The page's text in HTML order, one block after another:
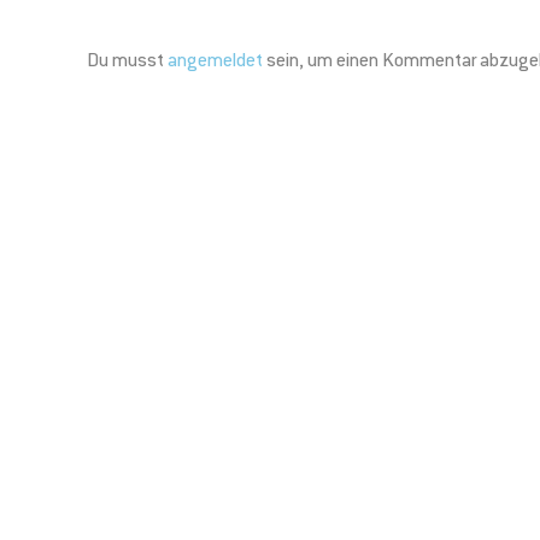
Du musst angemeldet sein, um einen Kommentar